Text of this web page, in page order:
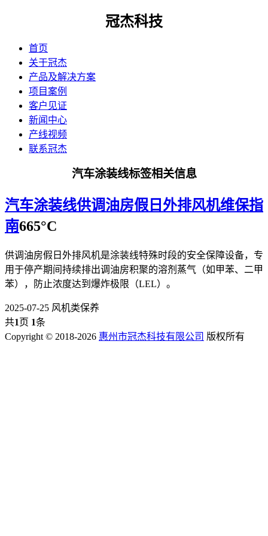
冠杰科技
首页
关于冠杰
产品及解决方案
项目案例
客户见证
新闻中心
产线视频
联系冠杰
汽车涂装线标签相关信息
汽车涂装线供调油房假日外排风机维保指
南665°C
​供调油房假日外排风机是涂装线特殊时段的安全保障设备，专
用于停产期间持续排出调油房积聚的溶剂蒸气（如甲苯、二甲
苯），防止浓度达到爆炸极限（LEL）。
2025-07-25 风机类保养
共1页 1条
Copyright © 2018-2026 惠州市冠杰科技有限公司 版权所有